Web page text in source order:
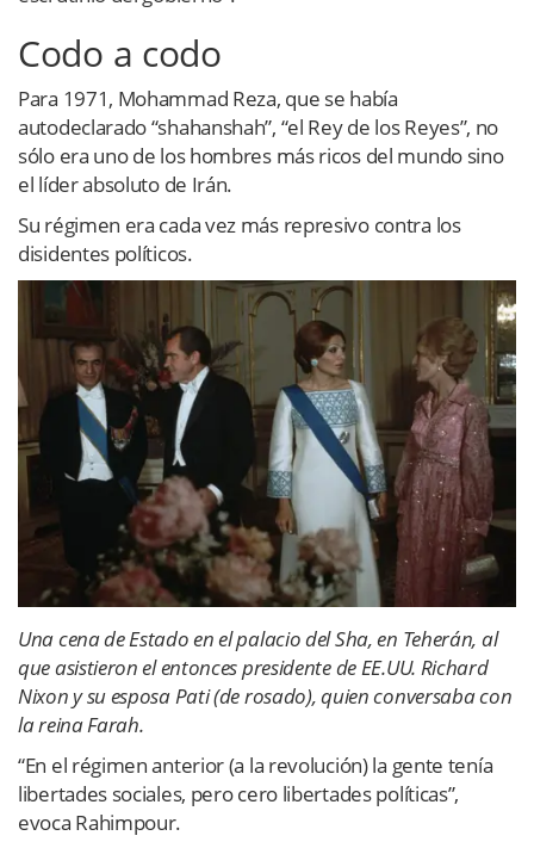
Codo a codo
Para 1971, Mohammad Reza, que se había
autodeclarado “shahanshah”, “el Rey de los Reyes”, no
sólo era uno de los hombres más ricos del mundo sino
el líder absoluto de Irán.
Su régimen era cada vez más represivo contra los
disidentes políticos.
Una cena de Estado en el palacio del Sha, en Teherán, al
que asistieron el entonces presidente de EE.UU. Richard
Nixon y su esposa Pati (de rosado), quien conversaba con
la reina Farah.
“En el régimen anterior (a la revolución) la gente tenía
libertades sociales, pero cero libertades políticas”,
evoca Rahimpour.